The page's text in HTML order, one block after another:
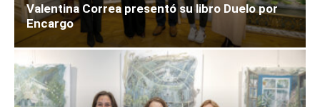
Valentina Correa presentó su libro Duelo por
Encargo